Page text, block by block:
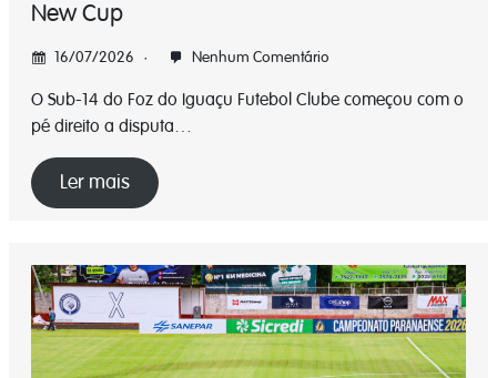
New Cup
16/07/2026 Nenhum Comentário
O Sub-14 do Foz do Iguaçu Futebol Clube começou com o
pé direito a disputa…
Ler mais